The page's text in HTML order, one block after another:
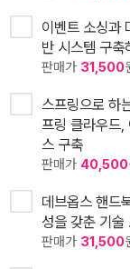
이벤트 소싱과
반 시스템 구축
판매가 31,500
스프링으로 하
프링 클라우드,
스 구축
판매가 40,500
데브옵스 핸드
성을 갖춘 기술
판매가 31,500